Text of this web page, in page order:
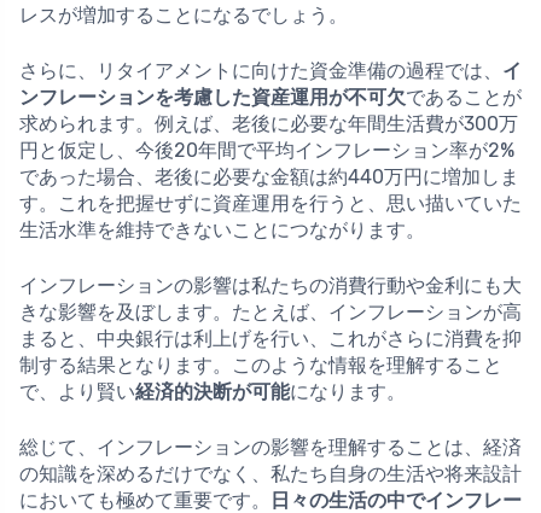
レスが増加することになるでしょう。
さらに、リタイアメントに向けた資金準備の過程では、 イ
ンフレーションを考慮した資産運用が不可欠であることが
求められます。例えば、老後に必要な年間生活費が300万
円と仮定し、今後20年間で平均インフレーション率が2%
であった場合、老後に必要な金額は約440万円に増加しま
す。これを把握せずに資産運用を行うと、思い描いていた
生活水準を維持できないことにつながります。
インフレーションの影響は私たちの消費行動や金利にも大
きな影響を及ぼします。たとえば、インフレーションが高
まると、中央銀行は利上げを行い、これがさらに消費を抑
制する結果となります。このような情報を理解すること
で、より賢い経済的決断が可能になります。
総じて、インフレーションの影響を理解することは、経済
の知識を深めるだけでなく、私たち自身の生活や将来設計
においても極めて重要です。
日々の生活の中でインフレー